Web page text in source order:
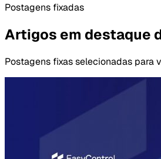
Postagens fixadas
Artigos em destaque
Postagens fixas selecionadas para